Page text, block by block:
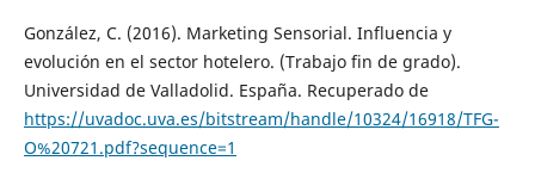
González, C. (2016). Marketing Sensorial. Influencia y
evolución en el sector hotelero. (Trabajo fin de grado).
Universidad de Valladolid. España. Recuperado de
https://uvadoc.uva.es/bitstream/handle/10324/16918/TFG-
O%20721.pdf?sequence=1